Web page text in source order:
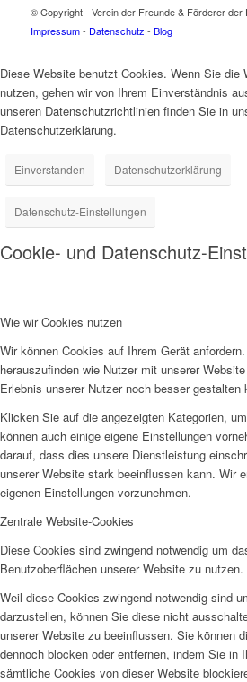
© Copyright - Verein der Freunde & Förderer der
Impressum- Datenschutz - Blog
Diese Website benutzt Cookies. Wenn Sie die
nutzen, gehen wir von Ihrem Einverständnis
unseren Datenschutzrichtlinien finden Sie in
Datenschutzerklärung.
Einverstanden Datenschutzerklärung
Datenschutz-Einstellungen
Cookie- und Datenschutz-
Wie wir Cookies nutzen
Wir können Cookies auf Ihrem Gerät
herauszufinden wie Nutzer mit unserer
Erlebnis unserer Nutzer noch besser gestalten
Klicken Sie auf die angezeigten Kategorien,
können auch einige eigene Einstellungen
darauf, dass dies unsere Dienstleistung
unserer Website stark beeinflussen kann. Wir
eigenen Einstellungen vorzunehmen.
Zentrale Website-Cookies
Diese Cookies sind zwingend notwendig um
Benutzoberflächen unserer Website zu nutzen.
Weil diese Cookies zwingend notwendig sind
darzustellen, können Sie diese nicht
unserer Website zu beeinflussen. Sie können
dennoch blocken oder entfernen, indem Sie in
sämtliche Cookies von dieser Website